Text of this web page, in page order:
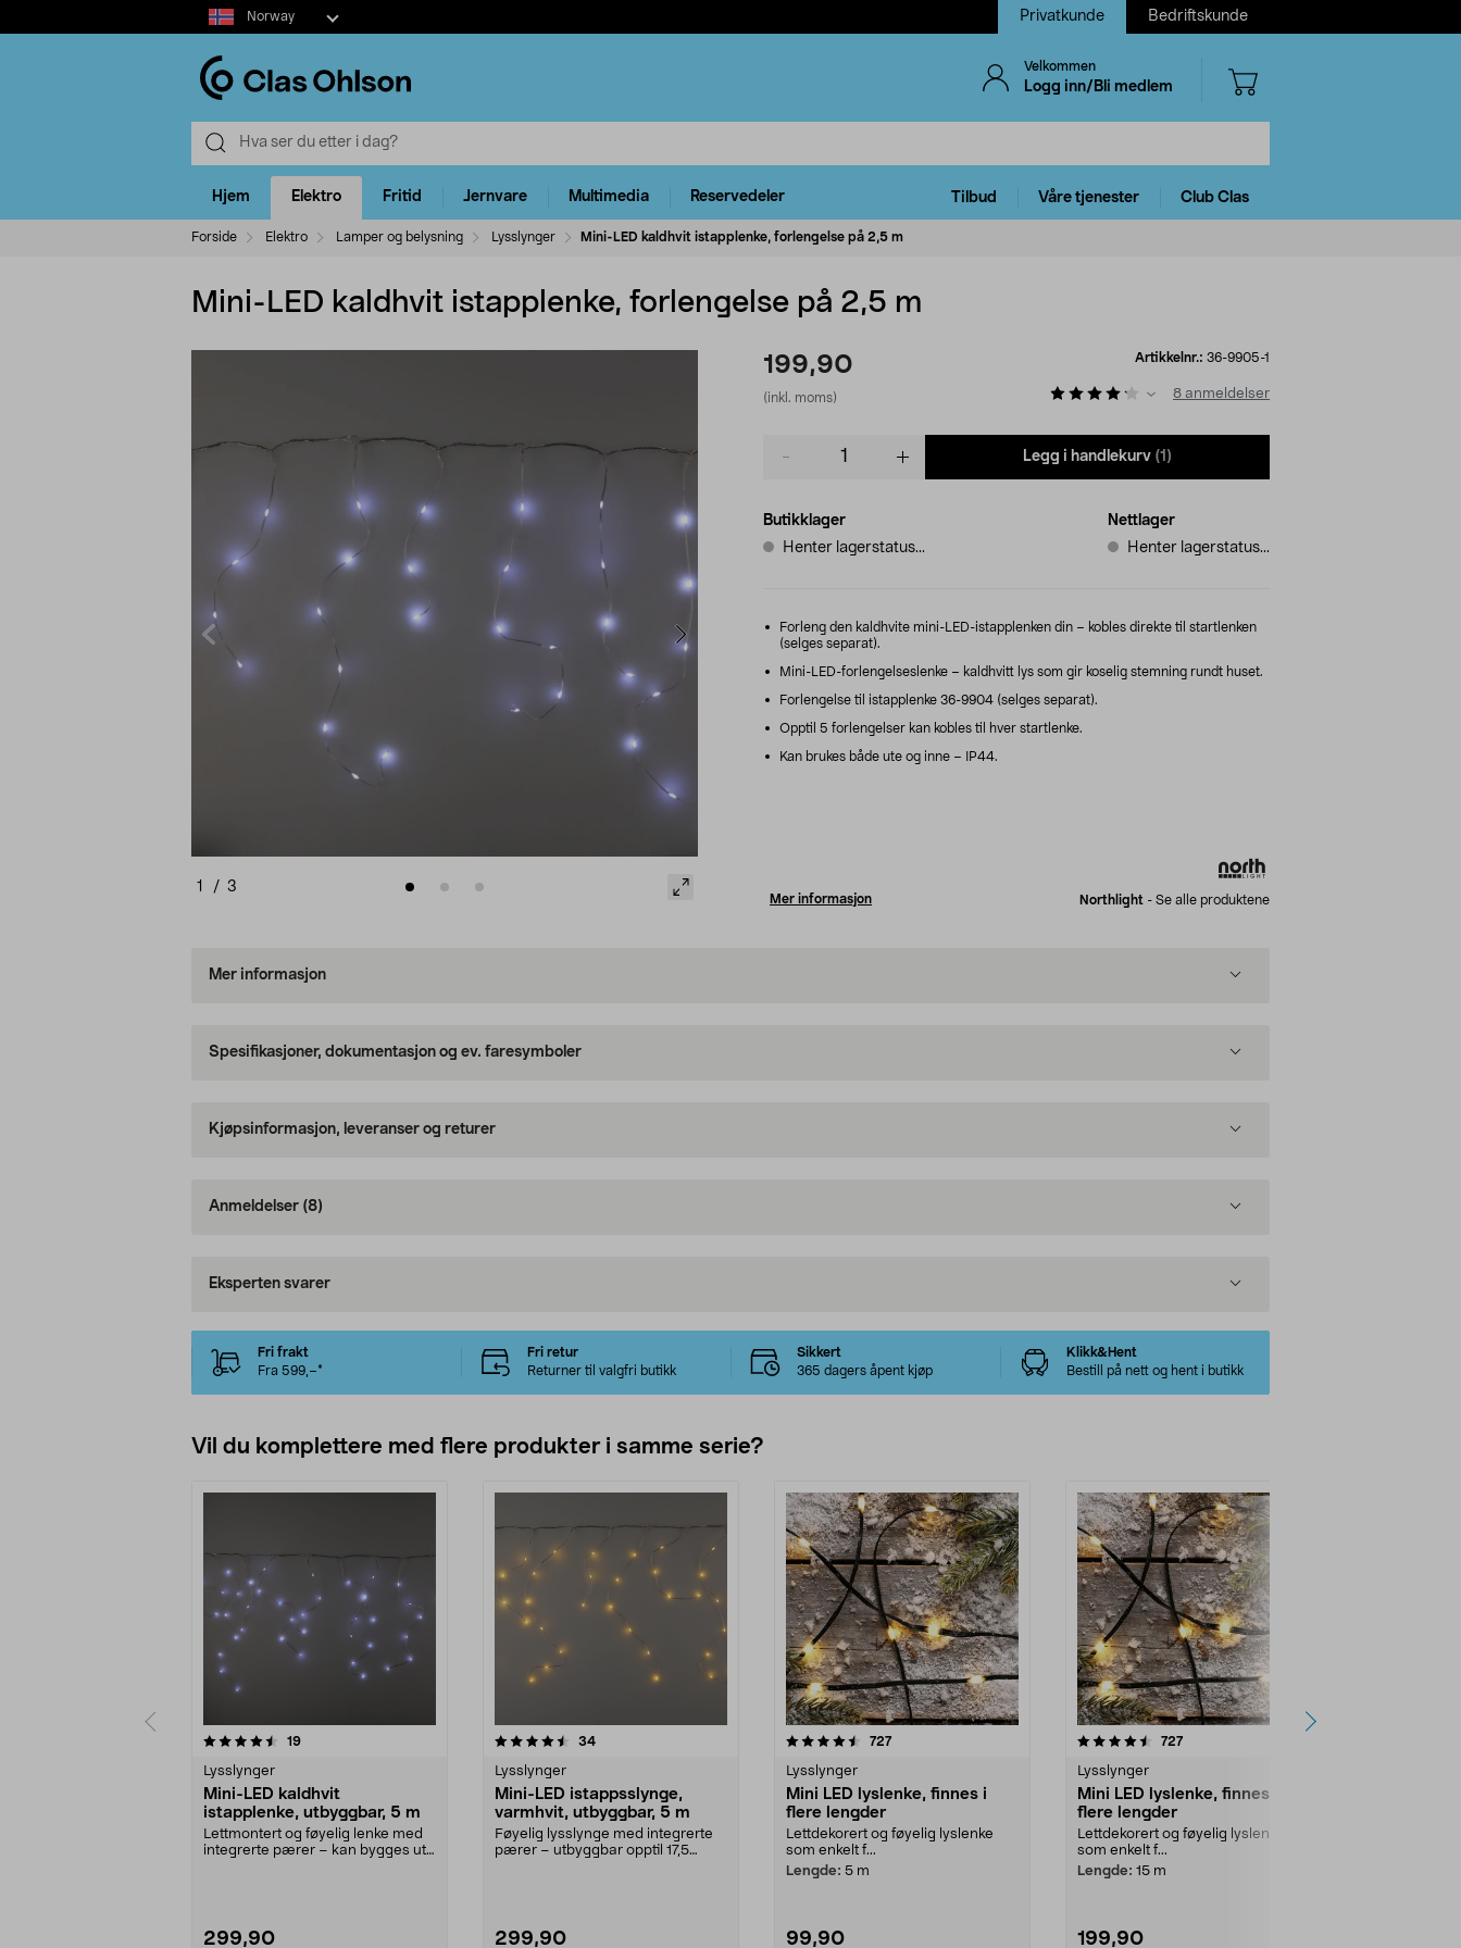
Select
market
Norway Privatkunde Bedriftskunde
Velkommen
Logg inn/Bli medlem
Hjem Elektro Fritid Jernvare Multimedia Reservedeler Tilbud Våre tjenester Club Clas
Forside Elektro Lamper og belysning Lysslynger Mini-LED kaldhvit istapplenke, forlengelse på 2,5 m
Mini-LED kaldhvit istapplenke, forlengelse på 2,5 m
1 / 3
199,90
(inkl. moms)
Artikkelnr.: 36-9905-1
8 anmeldelser
Legg i handlekurv (1)
Butikklager
Henter lagerstatus...
Nettlager
Henter lagerstatus...
Forleng den kaldhvite mini-LED-istapplenken din – kobles direkte til startlenken
(selges separat).
Mini-LED-forlengelseslenke – kaldhvitt lys som gir koselig stemning rundt huset.
Forlengelse til istapplenke 36-9904 (selges separat).
Opptil 5 forlengelser kan kobles til hver startlenke.
Kan brukes både ute og inne – IP44.
Mer informasjon Northlight - Se alle produktene
Mer informasjon
Spesifikasjoner, dokumentasjon og ev. faresymboler
Kjøpsinformasjon, leveranser og returer
Anmeldelser (8)
Eksperten svarer
Fri frakt
Fra 599,–*
Fri retur
Returner til valgfri butikk
Sikkert
365 dagers åpent kjøp
Klikk&Hent
Bestill på nett og hent i butikk
Vil du komplettere med flere produkter i samme serie?
19anmeldelser
Lysslynger
Mini-LED kaldhvit
istapplenke, utbyggbar, 5 m
Lettmontert og føyelig lenke med
integrerte pærer – kan bygges ut
299,90
4.5av 5 stjerner 34anmeldelser
Lysslynger
Mini-LED istappsslynge,
varmhvit, utbyggbar, 5 m
Føyelig lysslynge med integrerte
pærer – utbyggbar opptil 17,5
299,90
4.5av 5 stjerner 727anmeldelser
Lysslynger
Mini LED lyslenke, finnes i
flere lengder
Lettdekorert og føyelig lyslenke
som enkelt f...
Lengde: 5 m
99,90
4.5av 5 stjerner 727anmeldelser
Lysslynger
Mini LED lyslenke, finnes i
flere lengder
Lettdekorert og føyelig lyslenke
som enkelt f...
Lengde: 15 m
199,90
4.5av 5 stjerner